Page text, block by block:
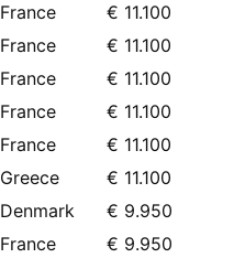
France
€ 11.100
France
€ 11.100
France
€ 11.100
France
€ 11.100
France
€ 11.100
Greece
€ 11.100
Denmark
€ 9.950
France
€ 9.950